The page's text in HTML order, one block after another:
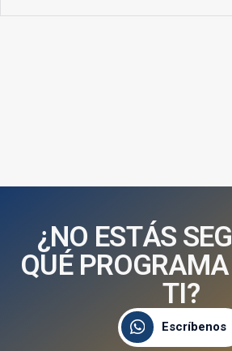
¿NO ESTÁS SEG
QUÉ PROGRAMA
TI?
Escríbenos